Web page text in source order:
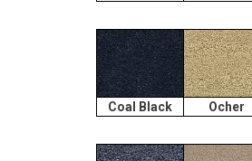
Coal Black Ocher